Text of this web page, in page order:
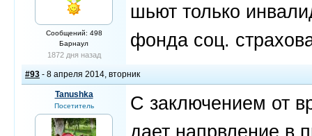
Сообщений: 498
Барнаул
1872 дня назад
шьют только
фонда соц.
#93 - 8 апреля 2014, вторник
Tanushka
Посетитель
С заключением от
дает напрвление в